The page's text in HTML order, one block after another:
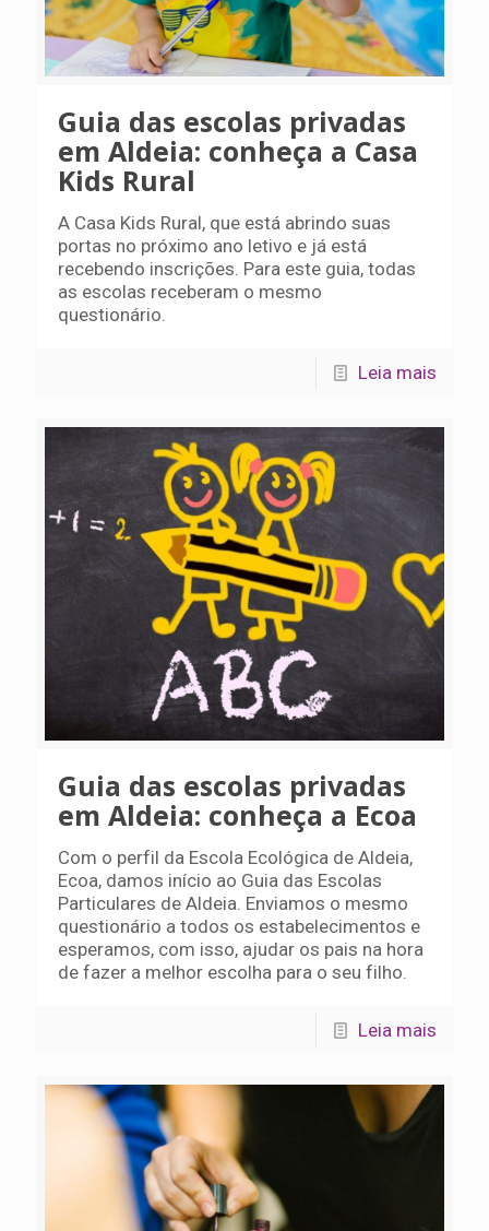
Guia das escolas privadas
em Aldeia: conheça a Casa
Kids Rural
A Casa Kids Rural, que está abrindo suas
portas no próximo ano letivo e já está
recebendo inscrições. Para este guia, todas
as escolas receberam o mesmo
questionário.
Leia mais
Guia das escolas privadas
em Aldeia: conheça a Ecoa
Com o perfil da Escola Ecológica de Aldeia,
Ecoa, damos início ao Guia das Escolas
Particulares de Aldeia. Enviamos o mesmo
questionário a todos os estabelecimentos e
esperamos, com isso, ajudar os pais na hora
de fazer a melhor escolha para o seu filho.
Leia mais